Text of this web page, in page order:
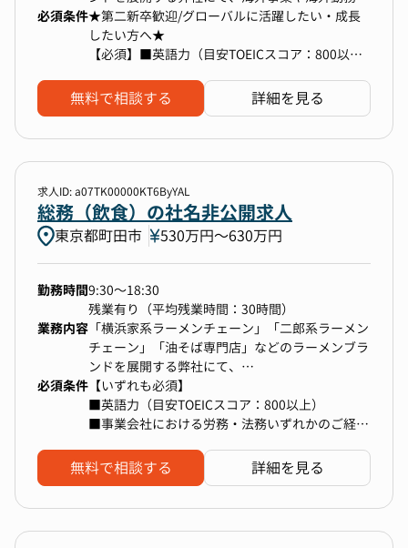
検索する
選択中の条件 すべてクリア
東京都町田市 200万円以上〜上限なし
従業員を対象とした、経理などのバックオフィス
業務をお願いします。第二新卒枠での募集となり
ます。
した部署となります！
・経理・財務業務：伝票起票、仕訳、債権債務管
OJTによる入念なフォローをいたしますので、未
経験でも安心してご活躍頂ける環境です！
必須条件★第二新卒歓迎/グローバルに活躍したい・成長
したい方へ★
【必須】■英語力（目安TOEICスコア：800以
無料で相談する 詳細を見る
求人ID: a07TK00000KT6ByYAL
総務（飲食）の社名非公開求人
東京都町田市 530万円〜630万円
勤務時間9:30～18:30
残業有り（平均残業時間：30時間）
業務内容 「横浜家系ラーメンチェーン」「二郎系ラーメン
チェーン」「油そば専門店」などのラーメンブラ
ンドを展開する弊社にて、
海外事業や海外勤務の従業員を対象とした、労
務・法務などのバックオフィス業務をお願いしま
す。
・労務：海外勤務従業員の労務管理など
・法務・総務：渡航者のVISA申請、社宅手配、保
必須条件 【いずれも必須】
■英語力（目安TOEICスコア：800以上）
■事業会社における労務・法務いずれかのご経験
■海外展開推進中（NYなど、海外に10店舗程度
あり）
無料で相談する 詳細を見る